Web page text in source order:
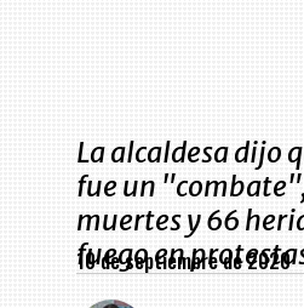
La alcaldesa dijo
fue un
muertes y 66
fuego en
10 de septiembre de 2020